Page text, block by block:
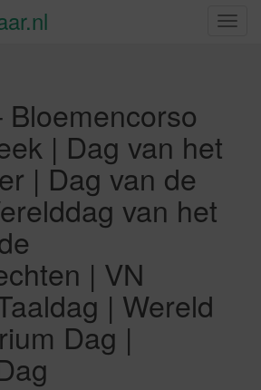
S
| Dag van het
| Dag van de
van het
| VN
| Wereld
Dag |